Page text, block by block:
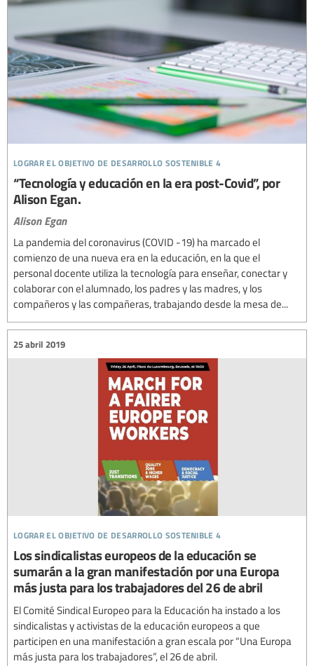
lograr el objetivo de desarrollo sostenible 4
“Tecnología y educación en la era post-Covid”, por
Alison Egan.
Alison Egan
La pandemia del coronavirus (COVID -19) ha marcado el
comienzo de una nueva era en la educación, en la que el
personal docente utiliza la tecnología para enseñar, conectar y
colaborar con el alumnado, los padres y las madres, y los
compañeros y las compañeras, trabajando desde la mesa de...
lograr el objetivo de desarrollo sostenible 4
25 abril 2019
Los sindicalistas europeos de la educación se
sumarán a la gran manifestación por una Europa
más justa para los trabajadores del 26 de abril
El Comité Sindical Europeo para la Educación ha instado a los
sindicalistas y activistas de la educación europeos a que
participen en una manifestación a gran escala por “Una Europa
más justa para los trabajadores”, el 26 de abril.